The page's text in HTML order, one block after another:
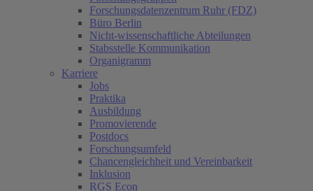
Forschungsdatenzentrum Ruhr (FDZ)
Büro Berlin
Nicht-wissenschaftliche Abteilungen
Stabsstelle Kommunikation
Organigramm
Karriere
Jobs
Praktika
Ausbildung
Promovierende
Postdocs
Forschungsumfeld
Chancengleichheit und Vereinbarkeit
Inklusion
RGS Econ